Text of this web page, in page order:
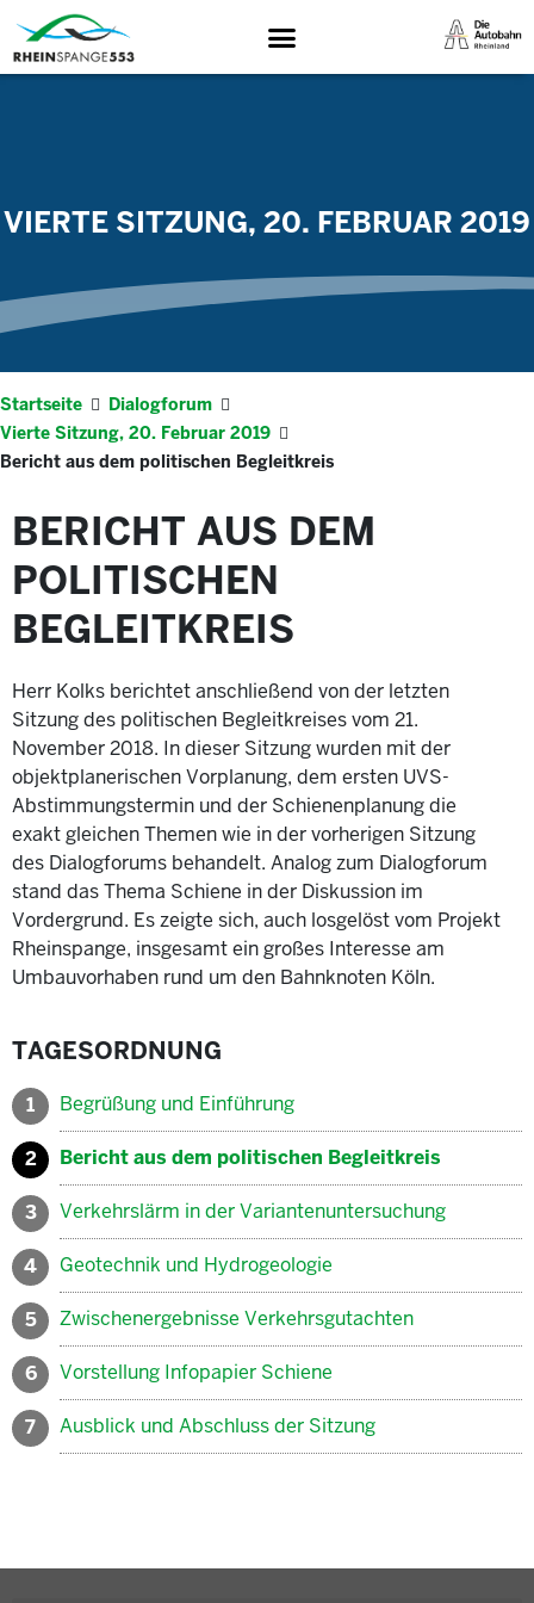
VIERTE SITZUNG, 20. FEBRUAR 2019
Startseite
Dialogforum
Vierte Sitzung, 20. Februar 2019
Bericht aus dem politischen Begleitkreis
BERICHT AUS DEM
POLITISCHEN
BEGLEITKREIS
Herr Kolks berichtet anschließend von der letzten
Sitzung des politischen Begleitkreises vom 21.
November 2018. In dieser Sitzung wurden mit der
objektplanerischen Vorplanung, dem ersten UVS-
Abstimmungstermin und der Schienenplanung die
exakt gleichen Themen wie in der vorherigen Sitzung
des Dialogforums behandelt. Analog zum Dialogforum
stand das Thema Schiene in der Diskussion im
Vordergrund. Es zeigte sich, auch losgelöst vom Projekt
Rheinspange, insgesamt ein großes Interesse am
Umbauvorhaben rund um den Bahnknoten Köln.
TAGESORDNUNG
1 Begrüßung und Einführung
2 Bericht aus dem politischen Begleitkreis
3 Verkehrslärm in der Variantenuntersuchung
4 Geotechnik und Hydrogeologie
5 Zwischenergebnisse Verkehrsgutachten
6 Vorstellung Infopapier Schiene
7 Ausblick und Abschluss der Sitzung